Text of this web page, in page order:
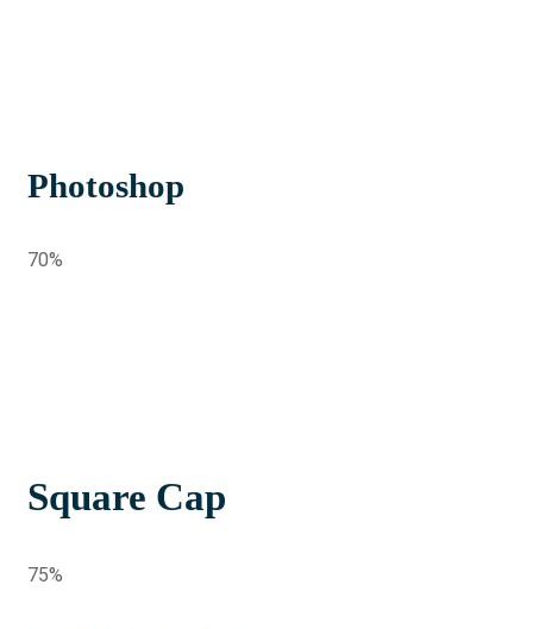
Photoshop
70%
Square Cap
75%